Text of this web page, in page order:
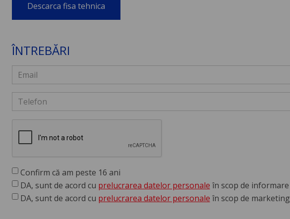
Descarca fisa tehnica
ÎNTREBĂRI
Confirm că am peste 16 ani
DA, sunt de acord cu prelucrarea datelor personale în scop de informare
DA, sunt de acord cu prelucrarea datelor personale în scop de marketing